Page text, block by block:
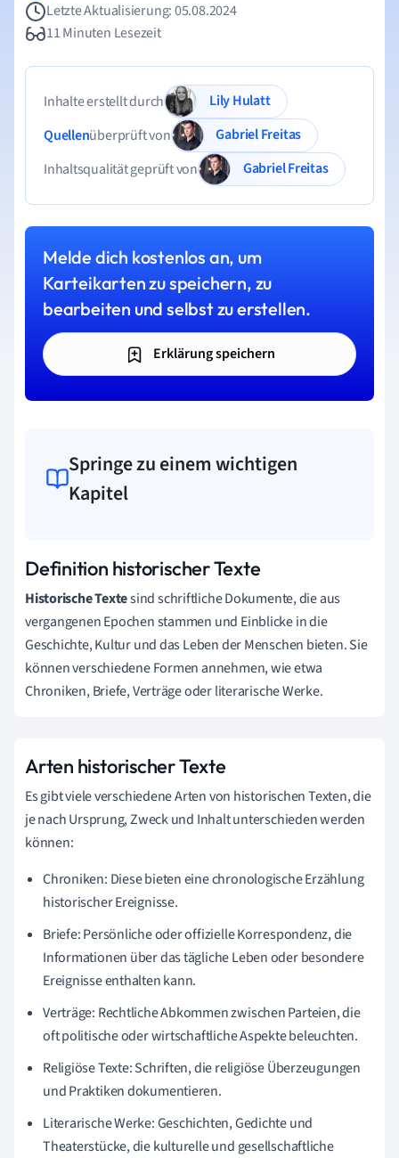
Letzte Aktualisierung: 05.08.2024
11 Minuten Lesezeit
Inhalte erstellt durch
Lily Hulatt
Quellenüberprüft von
Gabriel Freitas
Inhaltsqualität geprüft von
Gabriel Freitas
Melde dich kostenlos an, um
Karteikarten zu speichern, zu
bearbeiten und selbst zu erstellen.
Erklärung speichern
Springe zu einem wichtigen
Kapitel
Definition historischer Texte
Historische Textesind schriftliche Dokumente, die aus
vergangenen Epochen stammen und Einblicke in die
Geschichte, Kultur und das Leben der Menschen bieten. Sie
können verschiedene Formen annehmen, wie etwa
Chroniken, Briefe, Verträge oder literarische Werke.
Arten historischer Texte
Es gibt viele verschiedene Arten von historischen Texten, die
je nach Ursprung, Zweck und Inhalt unterschieden werden
können:
Chroniken: Diese bieten eine chronologische Erzählung
historischer Ereignisse.
Briefe: Persönliche oder offizielle Korrespondenz, die
Informationen über das tägliche Leben oder besondere
Ereignisse enthalten kann.
Verträge: Rechtliche Abkommen zwischen Parteien, die
oft politische oder wirtschaftliche Aspekte beleuchten.
Religiöse Texte: Schriften, die religiöse Überzeugungen
und Praktiken dokumentieren.
Literarische Werke: Geschichten, Gedichte und
Theaterstücke, die kulturelle und gesellschaftliche